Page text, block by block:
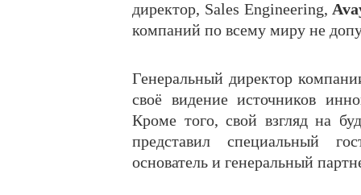
директор, Sales Engineering,
компаний по всему миру не
Генеральный директор
своё видение источников
Кроме того, свой взгляд на
представил специальный
основатель и генеральный